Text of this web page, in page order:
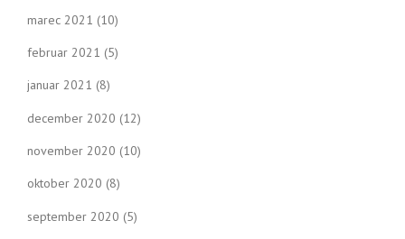
marec 2021 (10)
februar 2021 (5)
januar 2021 (8)
december 2020 (12)
november 2020 (10)
oktober 2020 (8)
september 2020 (5)